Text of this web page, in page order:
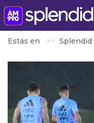
Estás en Splendid